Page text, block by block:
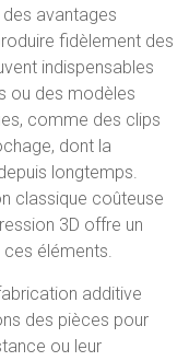
avantages
fidèlement des
indispensables
ou des modèles
comme des clips
dont la
longtemps.
classique coûteuse
3D offre un
éléments.
additive
des pièces pour
ou leur